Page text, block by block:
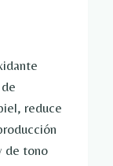
reduce
de tono